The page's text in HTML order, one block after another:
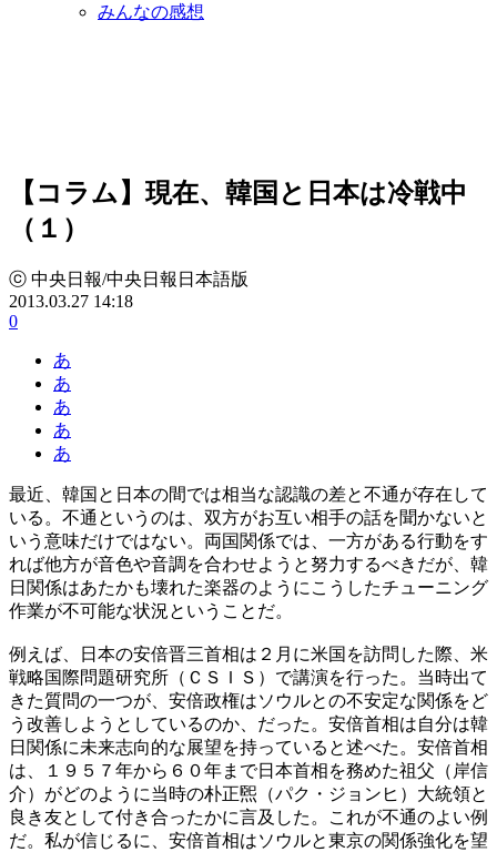
みんなの感想
【コラム】現在、韓国と日本は冷戦中
（１）
ⓒ 中央日報/中央日報日本語版
2013.03.27 14:18
0
あ
あ
あ
あ
あ
最近、韓国と日本の間では相当な認識の差と不通が存在して
いる。不通というのは、双方がお互い相手の話を聞かないと
いう意味だけではない。両国関係では、一方がある行動をす
れば他方が音色や音調を合わせようと努力するべきだが、韓
日関係はあたかも壊れた楽器のようにこうしたチューニング
作業が不可能な状況ということだ。
例えば、日本の安倍晋三首相は２月に米国を訪問した際、米
戦略国際問題研究所（ＣＳＩＳ）で講演を行った。当時出て
きた質問の一つが、安倍政権はソウルとの不安定な関係をど
う改善しようとしているのか、だった。安倍首相は自分は韓
日関係に未来志向的な展望を持っていると述べた。安倍首相
は、１９５７年から６０年まで日本首相を務めた祖父（岸信
介）がどのように当時の朴正煕（パク・ジョンヒ）大統領と
良き友として付き合ったかに言及した。これが不通のよい例
だ。私が信じるに、安倍首相はソウルと東京の関係強化を望